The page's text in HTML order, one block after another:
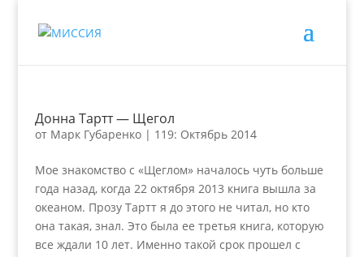
Донна Тартт — Щегол
от Марк Губаренко| 119: Октябрь 2014
Мое знакомство с «Щеглом» началось чуть больше
года назад, когда 22 октября 2013 книга вышла за
океаном. Прозу Тартт я до этого не читал, но кто
она такая, знал. Это была ее третья книга, которую
все ждали 10 лет. Именно такой срок прошел с